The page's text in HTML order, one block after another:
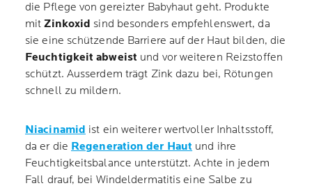
die Pflege von gereizter Babyhaut geht. Produkte
mitZinkoxid sind besonders empfehlenswert, da
sie eine schützende Barriere auf der Haut bilden, die
Feuchtigkeit abweist und vor weiteren Reizstoffen
schützt. Ausserdem trägt Zink dazu bei, Rötungen
schnell zu mildern.
Niacinamid ist ein weiterer wertvoller Inhaltsstoff,
da er die Regeneration der Haut und ihre
Feuchtigkeitsbalance unterstützt. Achte in jedem
Fall drauf, bei Windeldermatitis eine Salbe zu